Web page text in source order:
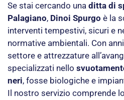
Se stai cercando una ditta di
Palagiano, Dinoi Spurgo è la
interventi tempestivi, sicuri e
normative ambientali. Con
settore e attrezzature
specializzati nello
neri, fosse biologiche e
Il nostro servizio comprende lo